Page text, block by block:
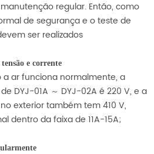
regular. Então, como
de segurança e o teste de
ser realizados
e corrente
a ar funciona normalmente, a
DYJ-01A ～ DYJ-02A é 220 V, e a
exterior também tem 410 V,
dentro da faixa de 11A-15A;